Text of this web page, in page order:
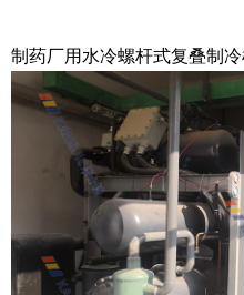
制药厂用水冷螺杆式复叠制